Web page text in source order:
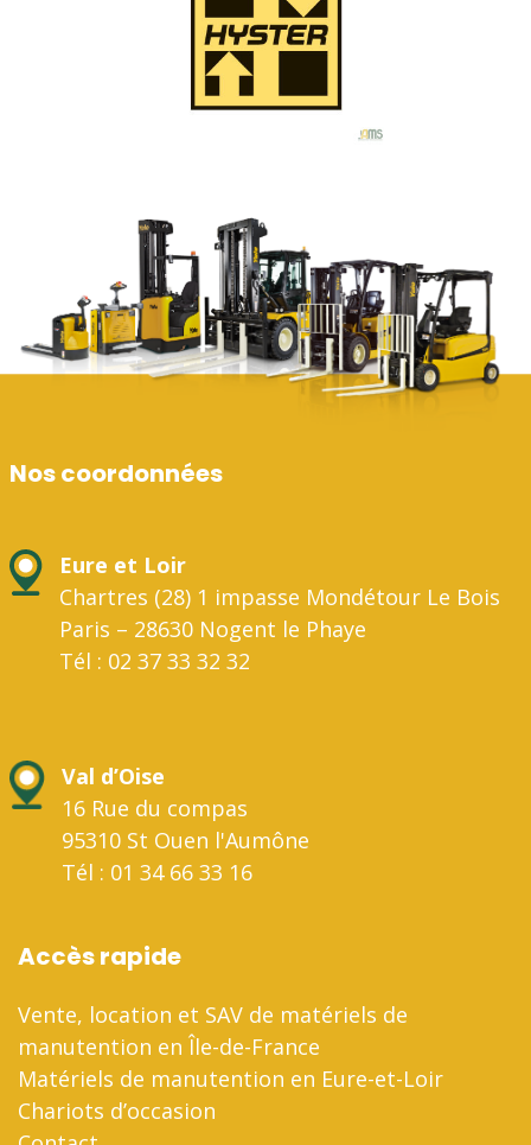
Nos coordonnées
Eure et Loir
Chartres (28) 1 impasse Mondétour Le Bois
Paris – 28630 Nogent le Phaye
Tél : 02 37 33 32 32
Val d’Oise
16 Rue du compas
95310 St Ouen l'Aumône
Tél : 01 34 66 33 16
Accès rapide
Vente, location et SAV de matériels de
manutention en Île-de-France
Matériels de manutention en Eure-et-Loir
Chariots d’occasion